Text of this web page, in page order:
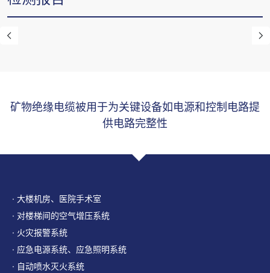
矿物绝缘电缆被用于为关键设备如电源和控制电路提
供电路完整性
· 大楼机房、医院手术室
· 对楼梯间的空气增压系统
· 火灾报警系统
· 应急电源系统、应急照明系统
· 自动喷水灭火系统